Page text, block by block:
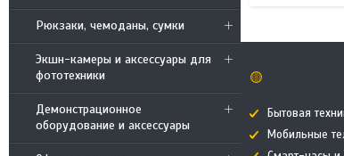
Рюкзаки, чемоданы, сумки
Экшн-камеры и аксессуары для
фототехники
Демонстрационное
оборудование и аксессуары
🟡
Бытовая
Мобильные